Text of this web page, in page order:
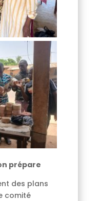
prépare
des plans
comité